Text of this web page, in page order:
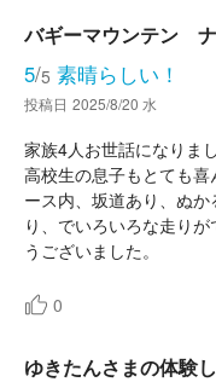
5/5 素晴らしい！
投稿日 2025/8/20 水
家族4人お世話になりまし
高校生の息子もとても
ース内、坂道あり、ぬ
り、でいろいろな走り
うございました。
0
ゆきたんさまの体験